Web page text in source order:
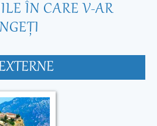
ÎN CARE V-AR